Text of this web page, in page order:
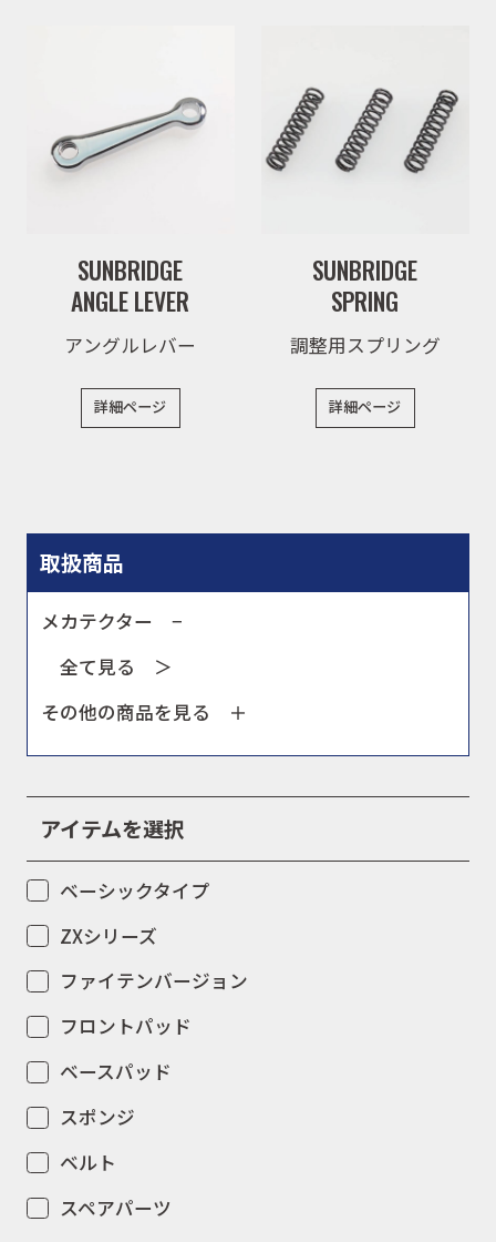
WEBショップ
ニュース
お問合せ
取扱商品
メカテクター −
全て見る ＞
その他の商品を見る
アイテムを選択
ベーシックタイプ
ZXシリーズ
ファイテンバージョン
フロントパッド
ベースパッド
スポンジ
ベルト
スペアパーツ
SUNBRIDGE
ANGLE LEVER
アングルレバー
詳細ページ
SUNBRIDGE
SPRING
調整用スプリング
詳細ページ